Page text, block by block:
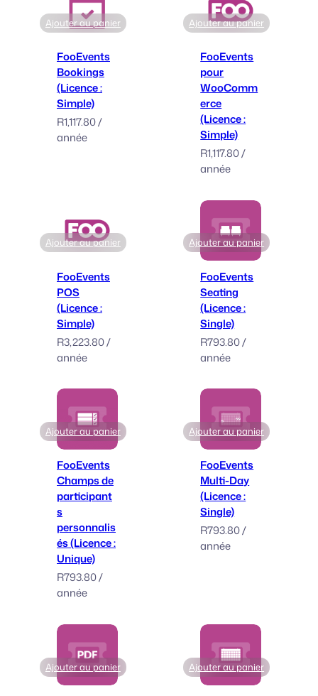
Ajouter au panier
FooEvents
Bookings
(Licence :
Simple)
R1,117.80/
année
Ajouter au panier
FooEvents
pour
WooComm
erce
(Licence :
Simple)
R1,117.80/
année
Ajouter au panier
FooEvents
POS
(Licence :
Simple)
R3,223.80/
année
Ajouter au panier
FooEvents
Seating
(Licence :
Single)
R793.80/
année
Ajouter au panier
FooEvents
Champs de
participant
s
personnalis
és (Licence :
Unique)
R793.80/
année
Ajouter au panier
FooEvents
Multi-Day
(Licence :
Single)
R793.80/
année
Ajouter au panier Ajouter au panier